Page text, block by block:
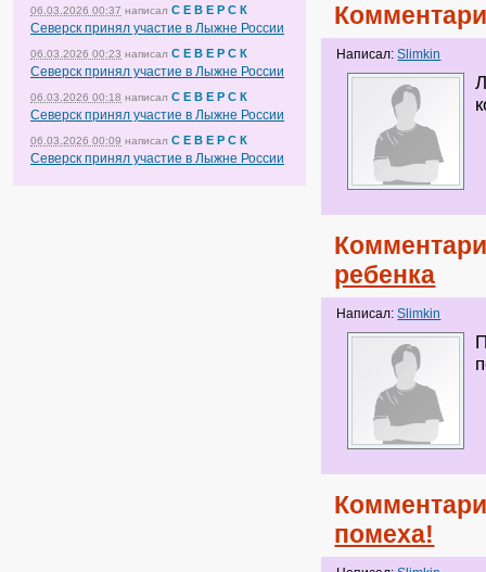
06.03.2026 00:37 написал С Е В Е Р С К
Северск принял участие в Лыжне России
06.03.2026 00:23 написал С Е В Е Р С К
Северск принял участие в Лыжне России
06.03.2026 00:18 написал С Е В Е Р С К
Северск принял участие в Лыжне России
06.03.2026 00:09 написал С Е В Е Р С К
Северск принял участие в Лыжне России
Написал:Slimkin
ребенка
Написал:Slimkin
помеха!